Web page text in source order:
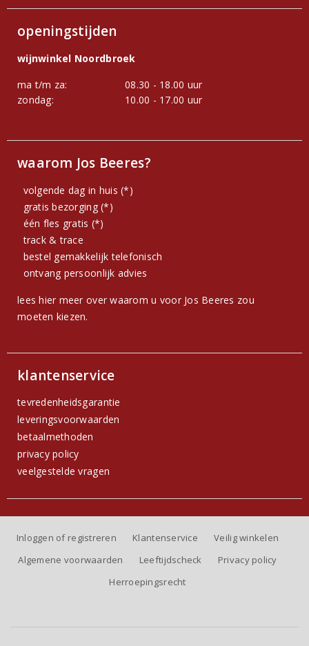
openingstijden
wijnwinkel Noordbroek
ma t/m za:
08.30 - 18.00 uur
zondag:
10.00 - 17.00 uur
waarom Jos Beeres?
volgende dag in huis (*)
gratis bezorging (*)
één fles gratis (*)
track & trace
bestel gemakkelijk telefonisch
ontvang persoonlijk advies
lees hier meer over waarom u voor Jos Beeres zou
moeten kiezen.
klantenservice
tevredenheidsgarantie
leveringsvoorwaarden
betaalmethoden
privacy policy
veelgestelde vragen
Inloggen of registreren Klantenservice
Veilig winkelen
Algemene voorwaarden
Leeftijdscheck
Privacy policy
Herroepingsrecht